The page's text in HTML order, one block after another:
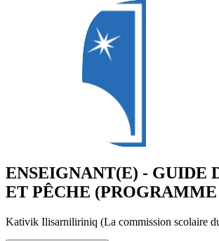
ENSEIGNANT(E) - GUIDE
ET PÊCHE (PROGRAMME
Kativik Ilisarniliriniq (La commission scolaire